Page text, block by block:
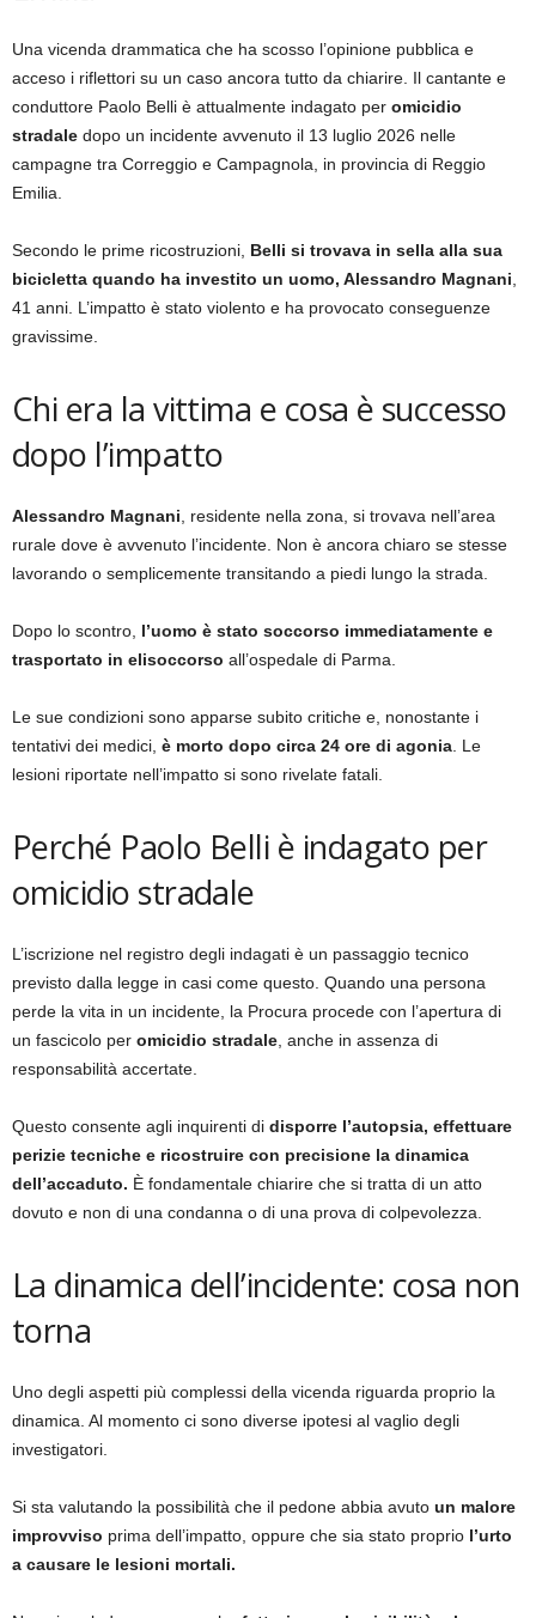
Una vicenda drammatica che ha scosso l’opinione pubblica e
acceso i riflettori su un caso ancora tutto da chiarire. Il cantante e
conduttore Paolo Belli è attualmente indagato per omicidio
stradale dopo un incidente avvenuto il 13 luglio 2026 nelle
campagne tra Correggio e Campagnola, in provincia di Reggio
Emilia.
Secondo le prime ricostruzioni, Belli si trovava in sella alla sua
bicicletta quando ha investito un uomo, Alessandro Magnani
41 anni. L’impatto è stato violento e ha provocato conseguenze
gravissime.
Chi era la vittima e cosa è successo
dopo l’impatto
Alessandro Magnani , residente nella zona, si trovava nell’area
rurale dove è avvenuto l’incidente. Non è ancora chiaro se stesse
lavorando o semplicemente transitando a piedi lungo la strada.
Dopo lo scontro, l’uomo è stato soccorso immediatamente e
trasportato in elisoccorso all’ospedale di Parma.
Le sue condizioni sono apparse subito critiche e, nonostante i
tentativi dei medici, è morto dopo circa 24 ore di agonia . Le
lesioni riportate nell’impatto si sono rivelate fatali.
Perché Paolo Belli è indagato per
omicidio stradale
L’iscrizione nel registro degli indagati è un passaggio tecnico
previsto dalla legge in casi come questo. Quando una persona
perde la vita in un incidente, la Procura procede con l’apertura di
un fascicolo per omicidio stradale , anche in assenza di
responsabilità accertate.
Questo consente agli inquirenti di disporre l’autopsia, effettuare
perizie tecniche e ricostruire con precisione la dinamica
dell’accaduto. È fondamentale chiarire che si tratta di un atto
dovuto e non di una condanna o di una prova di colpevolezza.
La dinamica dell’incidente: cosa non
torna
Uno degli aspetti più complessi della vicenda riguarda proprio la
dinamica. Al momento ci sono diverse ipotesi al vaglio degli
investigatori.
Si sta valutando la possibilità che il pedone abbia avuto un malore
improvviso prima dell’impatto, oppure che sia stato proprio l’urto
a causare le lesioni mortali.